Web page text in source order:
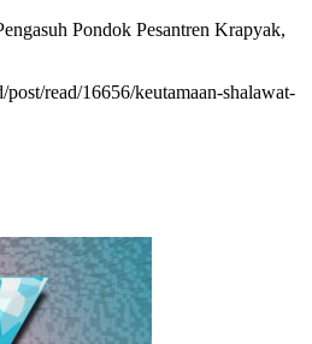
Pondok Pesantren Krapyak,
read/16656/keutamaan-shalawat-